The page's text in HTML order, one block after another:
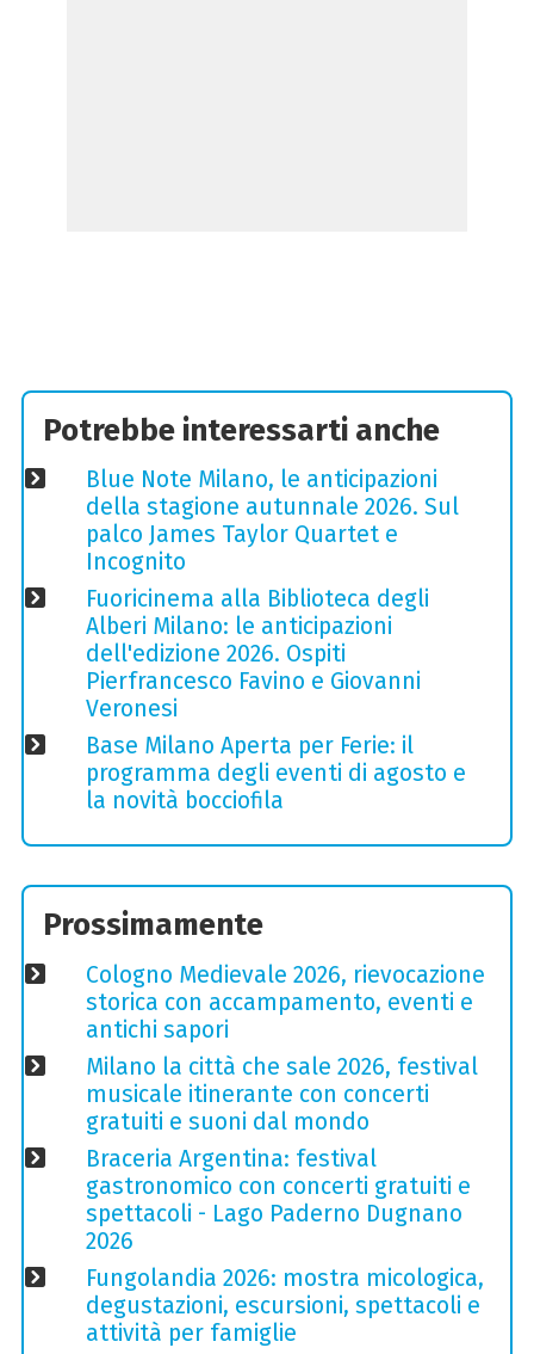
Potrebbe interessarti anche
Blue Note Milano, le anticipazioni
della stagione autunnale 2026. Sul
palco James Taylor Quartet e
Incognito
Fuoricinema alla Biblioteca degli
Alberi Milano: le anticipazioni
dell'edizione 2026. Ospiti
Pierfrancesco Favino e Giovanni
Veronesi
Base Milano Aperta per Ferie: il
programma degli eventi di agosto e
la novità bocciofila
Prossimamente
Cologno Medievale 2026, rievocazione
storica con accampamento, eventi e
antichi sapori
Milano la città che sale 2026, festival
musicale itinerante con concerti
gratuiti e suoni dal mondo
Braceria Argentina: festival
gastronomico con concerti gratuiti e
spettacoli - Lago Paderno Dugnano
2026
Fungolandia 2026: mostra micologica,
degustazioni, escursioni, spettacoli e
attività per famiglie